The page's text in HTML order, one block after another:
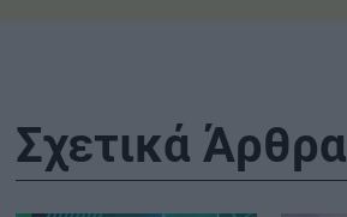
Σχετικά Άρθρα